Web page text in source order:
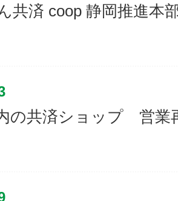
共済 coop 静岡推進
の共済ショップ 営業